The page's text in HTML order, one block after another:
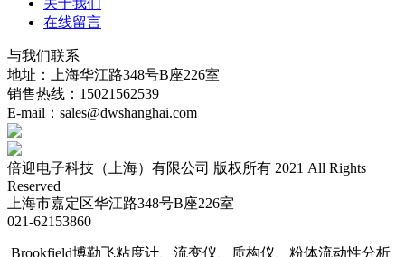
在线留言
与我们联系
地址：上海华江路348号B座226室
销售热线：15021562539
E-mail：sales@dwshanghai.com
倍迎电子科技（上海）有限公司 版权所有 2021 All Rights
Reserved
上海市嘉定区华江路348号B座226室
021-62153860
Brookfield博勒飞粘度计、流变仪、质构仪、粉体流动性分析